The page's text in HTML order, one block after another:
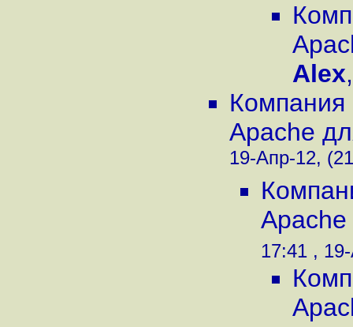
Alex
Компания
Apache
19-Апр-12,
17:41 ,